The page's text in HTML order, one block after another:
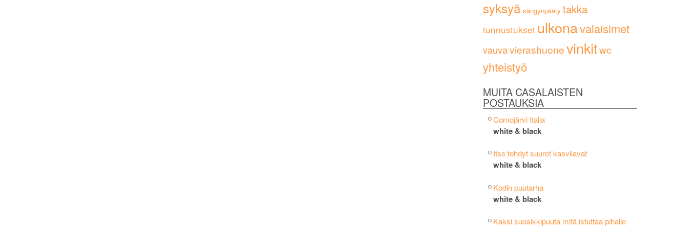
syksyä sängynpääty takka
tunnustukset ulkonavalaisimet
vauvavierashuonevinkitwc
yhteistyö
MUITA CASALAISTEN
POSTAUKSIA
Comojärvi Italia
white & black
Itse tehdyt suuret kasvilavat
white & black
Kodin puutarha
white & black
Kaksi suosikkipuuta mitä istuttaa pihalle